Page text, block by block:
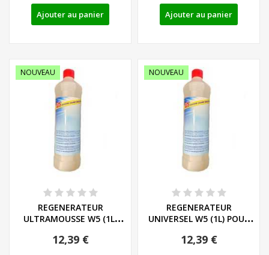
Ajouter au panier Ajouter au panier
NOUVEAU
REGENERATEUR
ULTRAMOUSSE W5 (1L)
HAUTE...
12,39 €
NOUVEAU
REGENERATEUR
UNIVERSEL W5 (1L) POUR
12,39 €